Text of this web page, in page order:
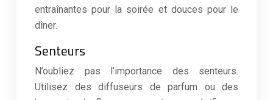
entraînantes pour la soirée et douces pour le
dîner.
Senteurs
N’oubliez pas l’importance des senteurs.
Utilisez des diffuseurs de parfum ou des